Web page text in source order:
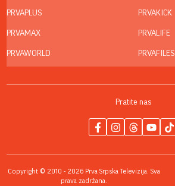
PRVAPLUS
PRVAMAX
PRVAWORLD
PRVAKICK
PRVALIFE
PRVAFILES
Pratite nas
Copyright © 2010 - 2026 Prva Srpska Televizija. Sva
prava zadržana.